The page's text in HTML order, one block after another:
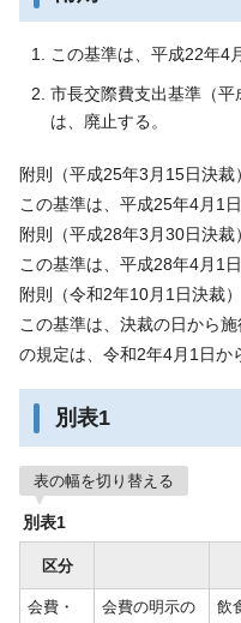
この基準は、平成22年4
市長交際費支出基準（平
は、廃止する。
附則（平成25年3月15日決裁）
この基準は、平成25年4月1
附則（平成28年3月30日決裁）
この基準は、平成28年4月1
附則（令和2年10月1日決裁）
この基準は、決裁の日から
の規定は、令和2年4月1日か
別表1
表の幅を切り替える
別表1
区分
会費・
会費の明示の
飲